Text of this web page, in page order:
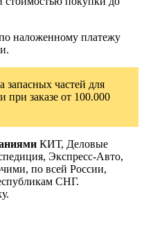
наложенному платежу
запасных частей для
при заказе от 100.000
КИТ, Деловые
Экспресс-Авто,
по всей России,
СНГ.